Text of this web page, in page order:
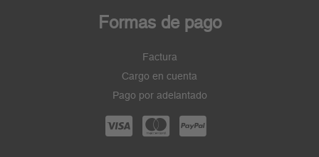
Formas de pago
Factura
Cargo en cuenta
Pago por adelantado